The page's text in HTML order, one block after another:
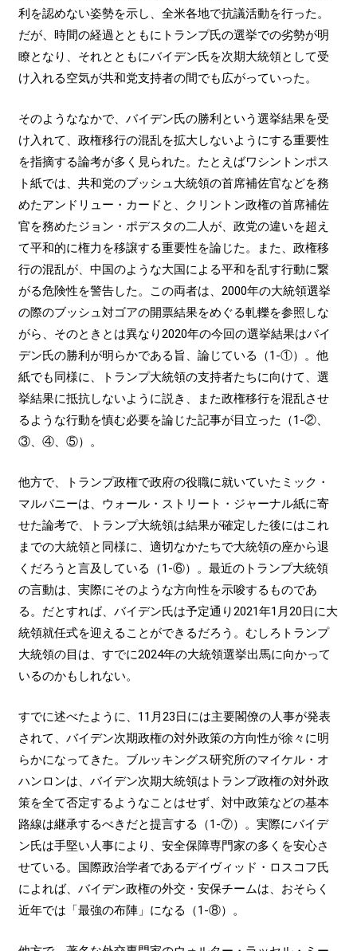
利を認めない姿勢を示し、全米各地で抗議活動を行った。
だが、時間の経過とともにトランプ氏の選挙での劣勢が明
瞭となり、それとともにバイデン氏を次期大統領として受
け入れる空気が共和党支持者の間でも広がっていった。
そのようななかで、バイデン氏の勝利という選挙結果を受
け入れて、政権移行の混乱を拡大しないようにする重要性
を指摘する論考が多く見られた。たとえばワシントンポス
ト紙では、共和党のブッシュ大統領の首席補佐官などを務
めたアンドリュー・カードと、クリントン政権の首席補佐
官を務めたジョン・ポデスタの二人が、政党の違いを超え
て平和的に権力を移譲する重要性を論じた。また、政権移
行の混乱が、中国のような大国による平和を乱す行動に繋
がる危険性を警告した。この両者は、2000年の大統領選挙
の際のブッシュ対ゴアの開票結果をめぐる軋轢を参照しな
がら、そのときとは異なり2020年の今回の選挙結果はバイ
デン氏の勝利が明らかである旨、論じている（1-①）。他
紙でも同様に、トランプ大統領の支持者たちに向けて、選
挙結果に抵抗しないように説き、また政権移行を混乱させ
るような行動を慎む必要を論じた記事が目立った（1-②、
③、④、⑤）。
他方で、トランプ政権で政府の役職に就いていたミック・
マルバニーは、ウォール・ストリート・ジャーナル紙に寄
せた論考で、トランプ大統領は結果が確定した後にはこれ
までの大統領と同様に、適切なかたちで大統領の座から退
くだろうと言及している（1-⑥）。最近のトランプ大統領
の言動は、実際にそのような方向性を示唆するものであ
る。だとすれば、バイデン氏は予定通り2021年1月20日に大
統領就任式を迎えることができるだろう。むしろトランプ
大統領の目は、すでに2024年の大統領選挙出馬に向かって
いるのかもしれない。
すでに述べたように、11月23日には主要閣僚の人事が発表
されて、バイデン次期政権の対外政策の方向性が徐々に明
らかになってきた。ブルッキングス研究所のマイケル・オ
ハンロンは、バイデン次期大統領はトランプ政権の対外政
策を全て否定するようなことはせず、対中政策などの基本
路線は継承するべきだと提言する（1-⑦）。実際にバイデ
ン氏は手堅い人事により、安全保障専門家の多くを安心さ
せている。国際政治学者であるデイヴィッド・ロスコフ氏
によれば、バイデン政権の外交・安保チームは、おそらく
近年では「最強の布陣」になる（1-⑧）。